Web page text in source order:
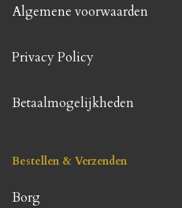
Algemene voorwaarden
Privacy Policy
Betaalmogelijkheden
Bestellen & Verzenden
Borg